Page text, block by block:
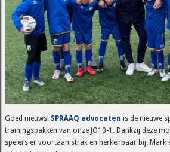
Goed nieuws! SPRAAQ advocaten is de nieuwe
trainingspakken van onze JO10-1. Dankzij deze
spelers er voortaan strak en herkenbaar bij. Mark